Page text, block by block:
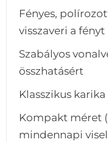
Fényes,
visszaveri a fényt
Szabályos
összhatásért
Klasszikus
Kompakt méret
mindennapi